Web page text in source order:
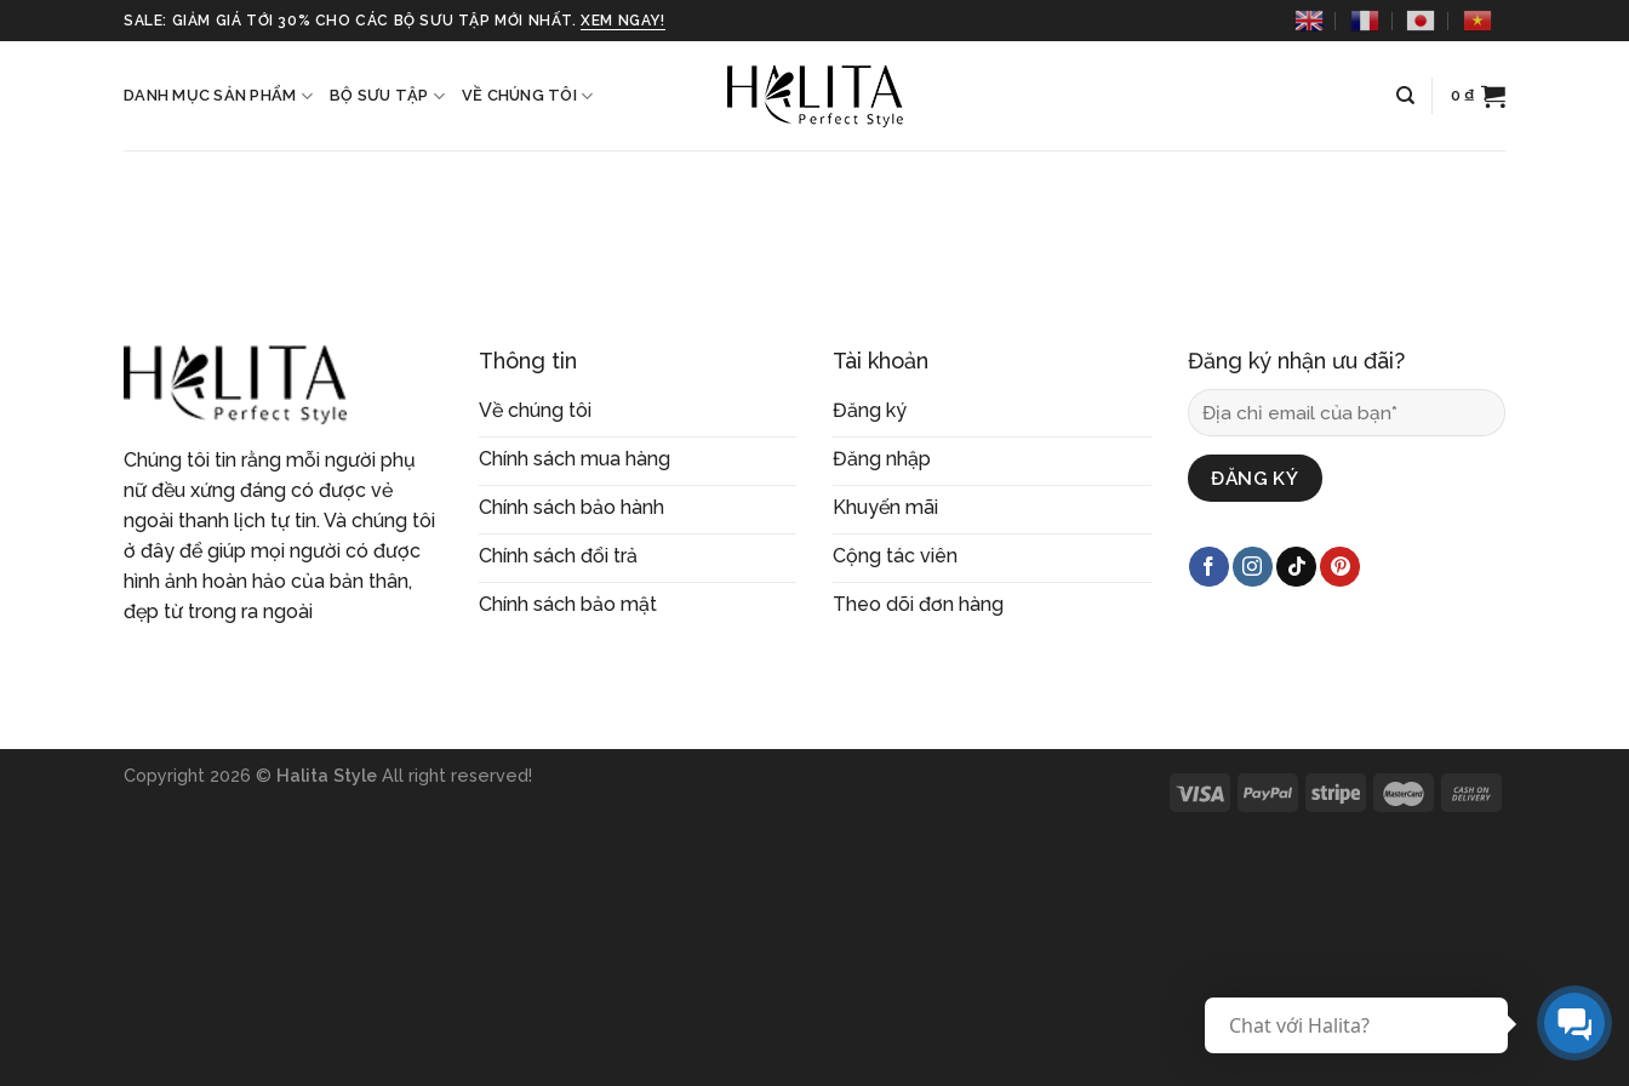
to
SALE: GIẢM GIÁ TỚI 30% CHO CÁC BỘ SƯU TẬP MỚI NHẤT.XEM NGAY!
DANH MỤC SẢN PHẨM BỘ SƯU TẬP VỀ CHÚNG TÔI 0₫
Chúng tôi tin rằng mỗi người phụ
nữ đều xứng đáng có được vẻ
ngoài thanh lịch tự tin. Và chúng tôi
ở đây để giúp mọi người có được
hình ảnh hoàn hảo của bản thân,
đẹp từ trong ra ngoài
Thông tin
Về chúng tôi
Chính sách mua hàng
Chính sách bảo hành
Chính sách đổi trả
Chính sách bảo mật
Tài khoản
Đăng ký
Đăng nhập
Khuyến mãi
Cộng tác viên
Theo dõi đơn hàng
Đăng ký nhận ưu đãi?
Copyright 2026 © Halita Style All right reserved!
Chat với Halita?